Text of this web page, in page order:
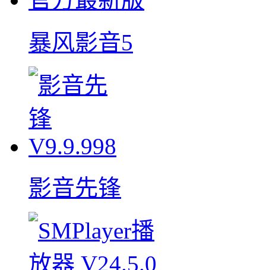
暴风影音5
影音先锋